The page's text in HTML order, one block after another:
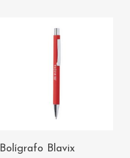
AÑADIR AL
Bolígrafo Blavix